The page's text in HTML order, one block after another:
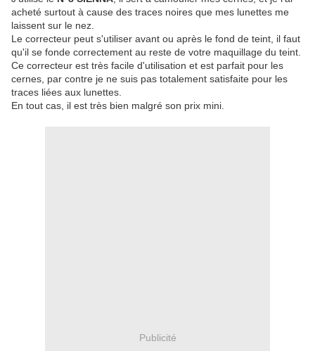
acheté surtout à cause des traces noires que mes lunettes me
laissent sur le nez.
Le correcteur peut s'utiliser avant ou après le fond de teint, il faut
qu'il se fonde correctement au reste de votre maquillage du teint.
Ce correcteur est très facile d'utilisation et est parfait pour les
cernes, par contre je ne suis pas totalement satisfaite pour les
traces liées aux lunettes.
En tout cas, il est très bien malgré son prix mini.
Publicité